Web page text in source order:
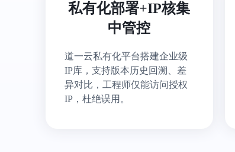
私有化部署+IP核集
中管控
道一云私有化平台搭建企业级
IP库，支持版本历史回溯、差
异对比，工程师仅能访问授权
IP，杜绝误用。